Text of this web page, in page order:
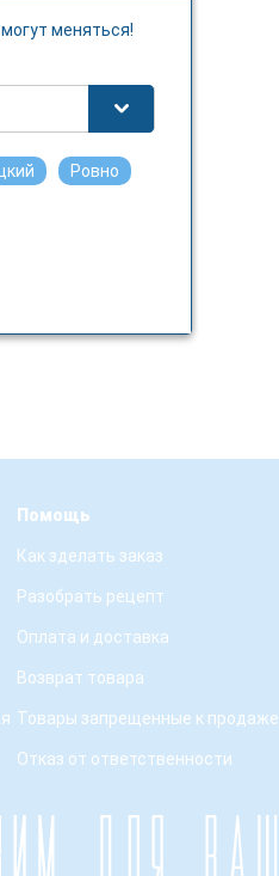
Помощь
Как зделать заказ
Разобрать рецепт
Оплата и доставка
Возврат товара
Товары запрещенные к продаже
Отказ от ответственности
меняться!
Ровно